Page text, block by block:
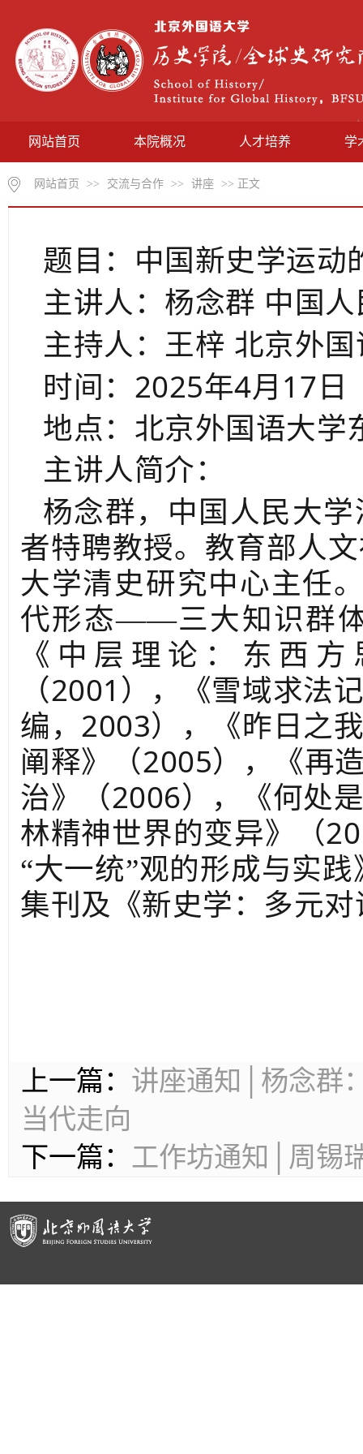
网站首页 本院概况 人才培养 学
网站首页 >> 交流与合作 >> 讲座 >> 正文
题目： 中国新史学运动
主讲人 ： 杨念群 中国
主持人： 王梓 北京外
时间： 2025年4月 17 日
地点： 北京外国语大学
主讲人简介：
杨念群，中国人民大
者特聘教授。教育部人
大学清史研究中心主任
代形态——三大知识群
《中层理论：东西
（2001 ），《雪域求法
编， 2003），《昨日之
阐释》（2005），《再
治》（2006），《何处
林精神世界的变异》（
“大一统”观的形成与实践
集刊及《新史学：多元
上一篇： 讲座通知│杨念群
当代走向
下一篇： 工作坊通知│周锡